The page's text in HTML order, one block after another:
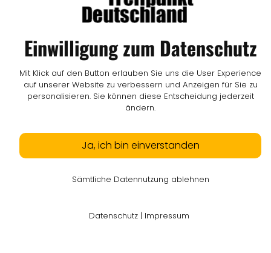
DatenschutzIOnline-Streitschlichtung
MediadatenIKontaktIVertrag widerrufen
© LW Medien GmbH
Einwilligung zum Datenschutz
Mit Klick auf den Button erlauben Sie uns die User Experience
auf unserer Website zu verbessern und Anzeigen für Sie zu
personalisieren. Sie können diese Entscheidung jederzeit
ändern.
Ja, ich bin einverstanden
Sämtliche Datennutzung ablehnen
Datenschutz | Impressum